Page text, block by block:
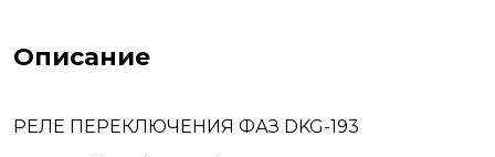
Описание
РЕЛЕ ПЕРЕКЛЮЧЕНИЯ ФАЗ DKG-193